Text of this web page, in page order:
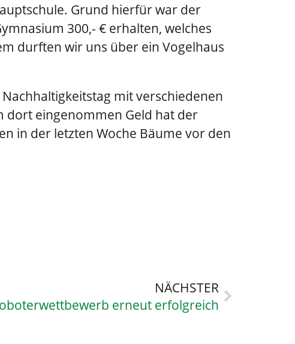
Grund hierfür war der
300,- € erhalten, welches
durften wir uns über ein Vogelhaus
mit verschiedenen
dort eingenommen Geld hat der
in der letzten Woche Bäume vor den
NÄCHSTER
erneut erfolgreich